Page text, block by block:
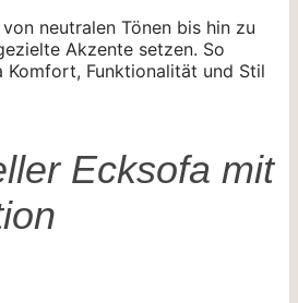
neutralen Tönen bis hin zu
Akzente setzen. So
Funktionalität und Stil
Ecksofa mit